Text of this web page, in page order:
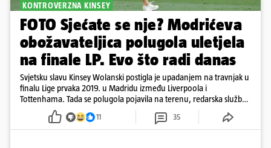
KONTROVERZNA KINSEY
FOTO Sjećate se nje? Modrićeva
obožavateljica polugola uletjela
na finale LP. Evo što radi danas
Svjetsku slavu Kinsey Wolanski postigla je upadanjem na travnjak u
finalu Lige prvaka 2019. u Madridu između Liverpoola i
Tottenhama. Tada se polugola pojavila na terenu, redarska služba
ju je lovila po travnjaku, a njezine fotografije obišle su svijet.
11 35